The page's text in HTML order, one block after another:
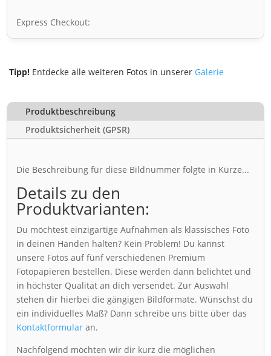
Express Checkout:
Tipp! Entdecke alle weiteren Fotos in unserer Galerie
Produktbeschreibung
Produktsicherheit (GPSR)
Die Beschreibung für diese Bildnummer folgte in Kürze...
Details zu den
Produktvarianten:
Du möchtest einzigartige Aufnahmen als klassisches Foto
in deinen Händen halten? Kein Problem! Du kannst
unsere Fotos auf fünf verschiedenen Premium
Fotopapieren bestellen. Diese werden dann belichtet und
in höchster Qualität an dich versendet. Zur Auswahl
stehen dir hierbei die gängigen Bildformate. Wünschst du
ein individuelles Maß? Dann schreibe uns bitte über das
Kontaktformular an.
Nachfolgend möchten wir dir kurz die möglichen